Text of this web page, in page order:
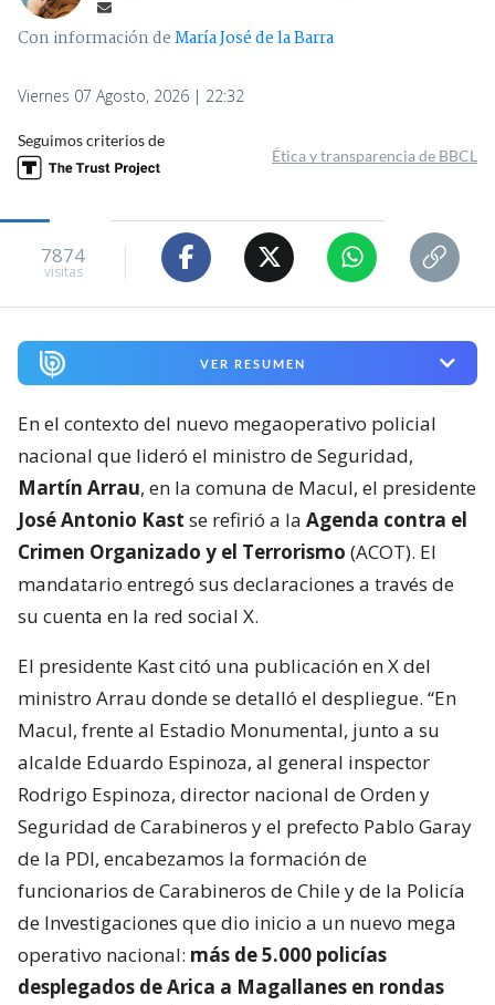
Con información deMaría José de la Barra
Viernes 07 Agosto, 2026 | 22:32
Seguimos criterios de
Ética y transparencia de BBCL
7874
visitas
VER RESUMEN
En el contexto del nuevo megaoperativo policial
nacional que lideró el ministro de Seguridad,
Martín Arrau, en la comuna de Macul, el presidente
José Antonio Kast se refirió a la Agenda contra el
Crimen Organizado y el Terrorismo (ACOT). El
mandatario entregó sus declaraciones a través de
su cuenta en la red social X.
El presidente Kast citó una publicación en X del
ministro Arrau donde se detalló el despliegue. “En
Macul, frente al Estadio Monumental, junto a su
alcalde Eduardo Espinoza, al general inspector
Rodrigo Espinoza, director nacional de Orden y
Seguridad de Carabineros y el prefecto Pablo Garay
de la PDI, encabezamos la formación de
funcionarios de Carabineros de Chile y de la Policía
de Investigaciones que dio inicio a un nuevo mega
operativo nacional: más de 5.000 policías
desplegados de Arica a Magallanes en rondas